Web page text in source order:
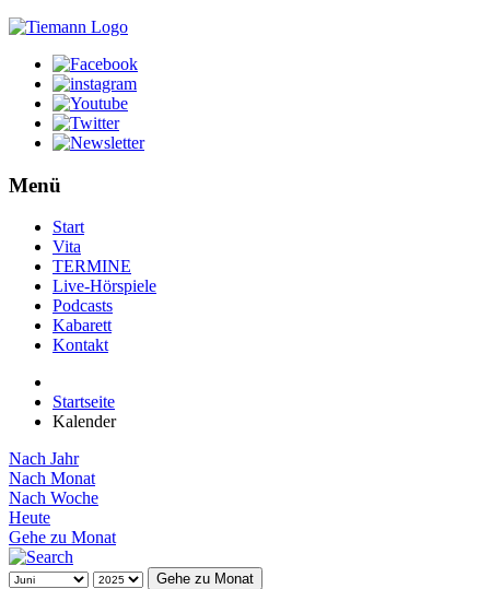
Menü
Start
Vita
TERMINE
Live-Hörspiele
Podcasts
Kabarett
Kontakt
Startseite
Kalender
Nach Jahr
Nach Monat
Nach Woche
Heute
Gehe zu Monat
Gehe zu Monat